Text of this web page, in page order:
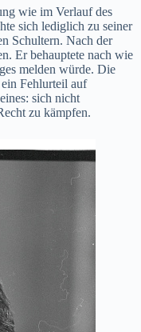
wie im Verlauf des
sich lediglich zu seiner
Schultern. Nach der
Er behauptete nach wie
melden würde. Die
Fehlurteil auf
sich nicht
zu kämpfen.